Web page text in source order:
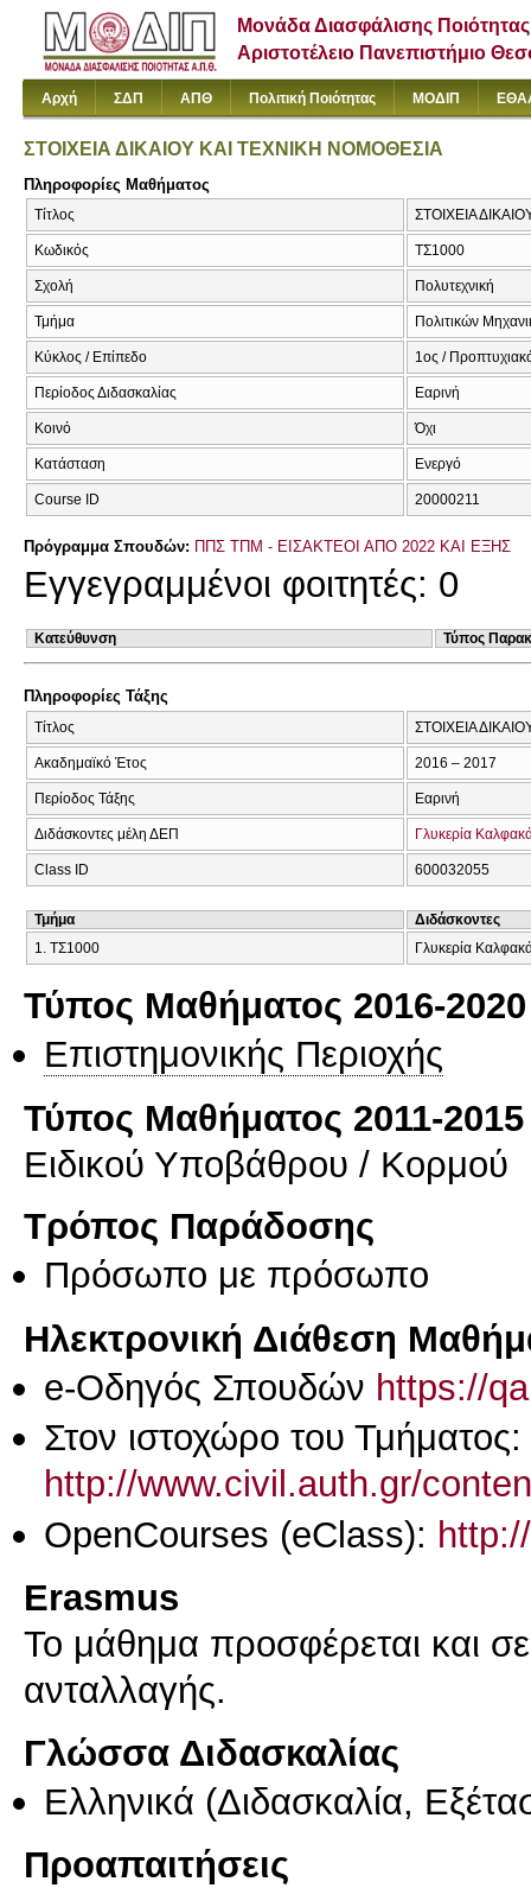
Μονάδα Διασφάλισης Ποιότητας
Αριστοτέλειο Πανεπιστήμιο
Αρχή ΣΔΠ ΑΠΘ Πολιτική Ποιότητας ΜΟΔΙΠ
ΣΤΟΙΧΕΙΑ ΔΙΚΑΙΟΥ ΚΑΙ ΤΕΧΝΙΚΗ ΝΟΜΟΘΕΣΙΑ
Πληροφορίες Μαθήματος
Τίτλος ΣΤΟΙΧΕΙΑ
Κωδικός ΤΣ1000
Σχολή Πολυτεχνική
Τμήμα Πολιτικών
Κύκλος / Επίπεδο 1ος /
Περίοδος Διδασκαλίας Εαρινή
Κοινό Όχι
Κατάσταση Ενεργό
Course ID 20000211
Πρόγραμμα Σπουδών: ΠΠΣ ΤΠΜ - ΕΙΣΑΚΤΕΟΙ ΑΠΟ 2022 ΚΑΙ ΕΞΗΣ
Εγγεγραμμένοι φοιτητές: 0
Κατεύθυνση Τύπος
Πληροφορίες Τάξης
Τίτλος ΣΤΟΙΧΕΙΑ
Ακαδημαϊκό Έτος 2016 – 2017
Περίοδος Τάξης Εαρινή
Διδάσκοντες μέλη ΔΕΠ Γλυκερία
Class ID 600032055
Τμήμα
Διδάσκοντες
1. ΤΣ1000
Γλυκερία
Τύπος Μαθήματος 2016-2020
Επιστημονικής Περιοχής
Τύπος Μαθήματος 2011-2015
Ειδικού Υποβάθρου / Κορμού
Τρόπος Παράδοσης
Πρόσωπο με πρόσωπο
Ηλεκτρονική Διάθεση
e-Οδηγός Σπουδών https://
Στον ιστοχώρο του Τμήματος:
http://www.civil.auth.gr/
OpenCourses (eClass):
Erasmus
Το μάθημα προσφέρεται και
ανταλλαγής.
Γλώσσα Διδασκαλίας
Ελληνικά (Διδασκαλία,
Προαπαιτήσεις